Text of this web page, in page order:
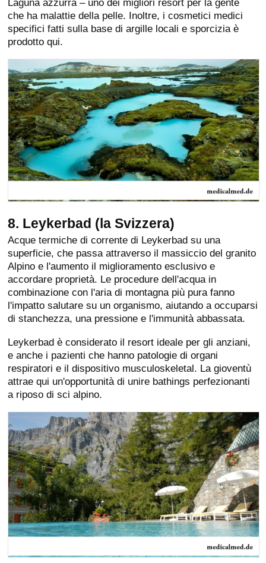
Laguna azzurra – uno dei migliori resort per la gente
che ha malattie della pelle. Inoltre, i cosmetici medici
specifici fatti sulla base di argille locali e sporcizia è
prodotto qui.
8. Leykerbad (la Svizzera)
Acque termiche di corrente di Leykerbad su una
superficie, che passa attraverso il massiccio del granito
Alpino e l'aumento il miglioramento esclusivo e
accordare proprietà. Le procedure dell'acqua in
combinazione con l'aria di montagna più pura fanno
l'impatto salutare su un organismo, aiutando a occuparsi
di stanchezza, una pressione e l'immunità abbassata.
Leykerbad è considerato il resort ideale per gli anziani,
e anche i pazienti che hanno patologie di organi
respiratori e il dispositivo musculoskeletal. La gioventù
attrae qui un'opportunità di unire bathings perfezionanti
a riposo di sci alpino.